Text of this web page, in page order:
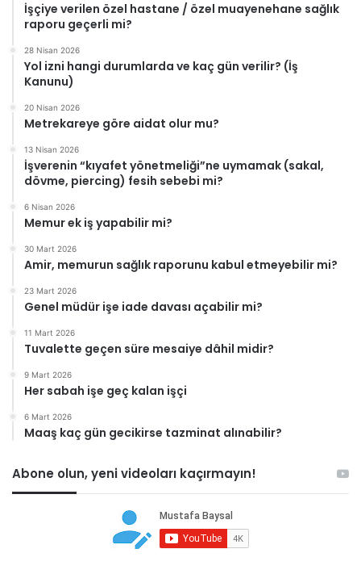
İşçiye verilen özel hastane / özel muayenehane sağlık
raporu geçerli mi?
28 Nisan 2026
Yol izni hangi durumlarda ve kaç gün verilir? (İş
Kanunu)
20 Nisan 2026
Metrekareye göre aidat olur mu?
13 Nisan 2026
İşverenin “kıyafet yönetmeliği”ne uymamak (sakal,
dövme, piercing) fesih sebebi mi?
6 Nisan 2026
Memur ek iş yapabilir mi?
30 Mart 2026
Amir, memurun sağlık raporunu kabul etmeyebilir mi?
23 Mart 2026
Genel müdür işe iade davası açabilir mi?
11 Mart 2026
Tuvalette geçen süre mesaiye dâhil midir?
9 Mart 2026
Her sabah işe geç kalan işçi
6 Mart 2026
Maaş kaç gün gecikirse tazminat alınabilir?
Abone olun, yeni videoları kaçırmayın!